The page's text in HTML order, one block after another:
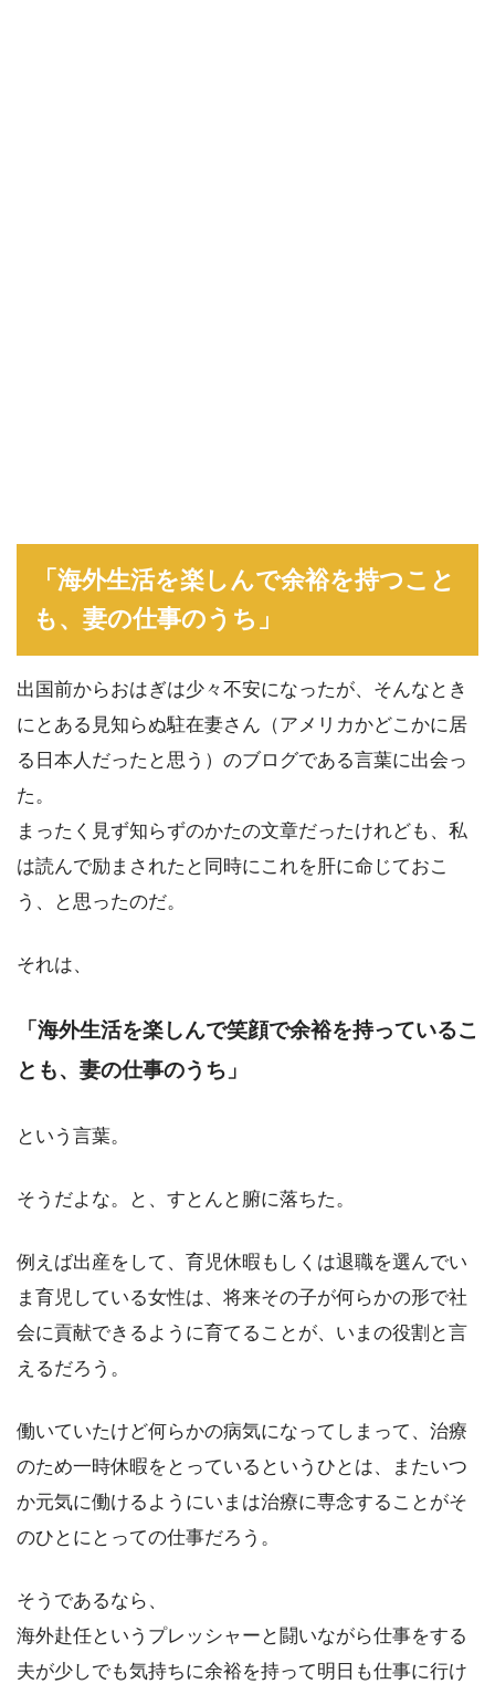
「海外生活を楽しんで余裕を持つこと
も、妻の仕事のうち」
出国前からおはぎは少々不安になったが、そんなとき
にとある見知らぬ駐在妻さん（アメリカかどこかに居
る日本人だったと思う）のブログである言葉に出会っ
た。
まったく見ず知らずのかたの文章だったけれども、私
は読んで励まされたと同時にこれを肝に命じておこ
う、と思ったのだ。
それは、
「海外生活を楽しんで笑顔で余裕を持っているこ
とも、妻の仕事のうち」
という言葉。
そうだよな。と、すとんと腑に落ちた。
例えば出産をして、育児休暇もしくは退職を選んでい
ま育児している女性は、将来その子が何らかの形で社
会に貢献できるように育てることが、いまの役割と言
えるだろう。
働いていたけど何らかの病気になってしまって、治療
のため一時休暇をとっているというひとは、またいつ
か元気に働けるようにいまは治療に専念することがそ
のひとにとっての仕事だろう。
そうであるなら、
海外赴任というプレッシャーと闘いながら仕事をする
夫が少しでも気持ちに余裕を持って明日 も仕事に行け